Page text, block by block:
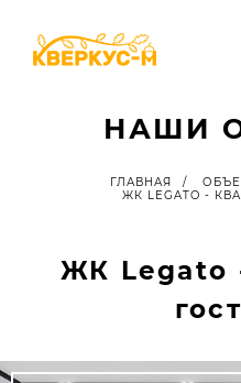
НАШИ
ГЛАВНАЯ /
ЖК LEGATO -
ЖК Legato